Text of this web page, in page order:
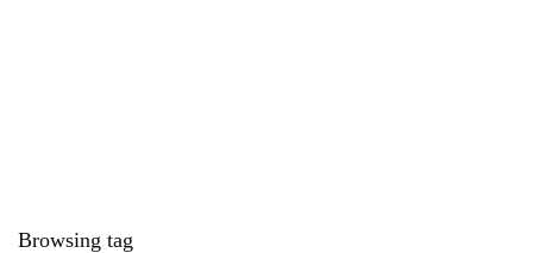
Browsing tag